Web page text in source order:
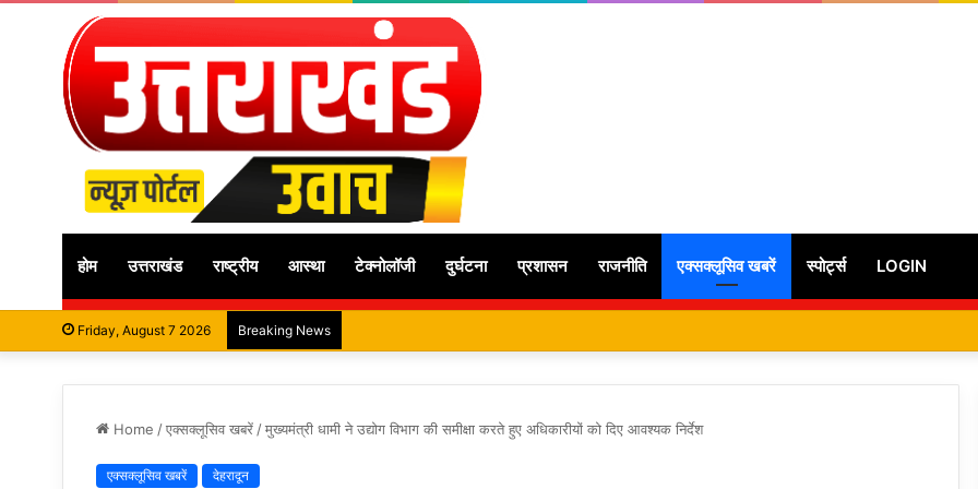
होम उत्तराखंड राष्ट्रीय आस्था टेक्नोलॉजी दुर्घटना प्रशासन राजनीति एक्सक्लूसिव खबरें स्पोर्ट्स LOGIN
Friday, August 7 2026 Breaking News
Home /एक्सक्लूसिव खबरें /मुख्यमंत्री धामी ने उद्योग विभाग की समीक्षा करते हुए अधिकारीयों को दिए आवश्यक निर्देश
एक्सक्लूसिव खबरें देहरादून